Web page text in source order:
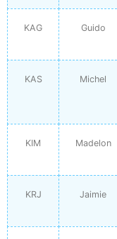
KAG Guido
KAS Michel
KIM Madelon
KRJ Jaimie